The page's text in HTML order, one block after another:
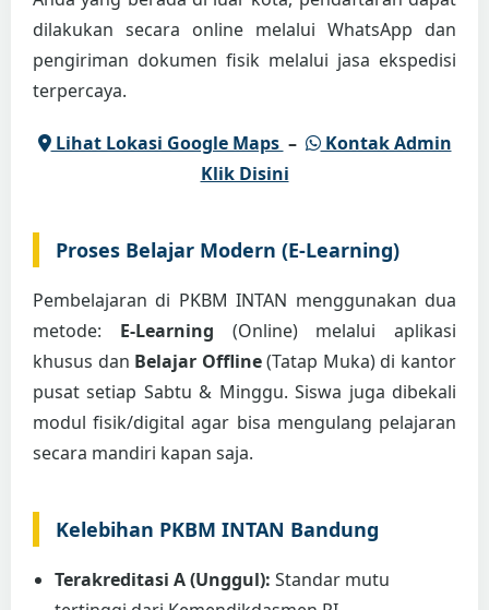
dilakukan secara online melalui WhatsApp dan
pengiriman dokumen fisik melalui jasa ekspedisi
terpercaya.
Lihat Lokasi Google Maps –
Kontak Admin
Klik Disini
Proses Belajar Modern (E-Learning)
Pembelajaran di PKBM INTAN menggunakan dua
metode: E-Learning (Online) melalui aplikasi
khusus dan Belajar Offline(Tatap Muka) di kantor
pusat setiap Sabtu & Minggu. Siswa juga dibekali
modul fisik/digital agar bisa mengulang pelajaran
secara mandiri kapan saja.
Kelebihan PKBM INTAN Bandung
Terakreditasi A (Unggul): Standar mutu